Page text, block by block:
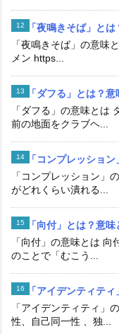
「夜鳴きそば」と
「夜鳴きそば」の意味
メン https...
「ダフる」とは？
「ダフる」の意味とは
前の地面をクラブヘ...
「コンプレッショ
「コンプレッション」
がどれくらい潰れる...
「向付」とは？意
「向付」の意味とは
のことで「むこう...
「アイデンティテ
「アイデンティティ」
性、自己同一性 、独...